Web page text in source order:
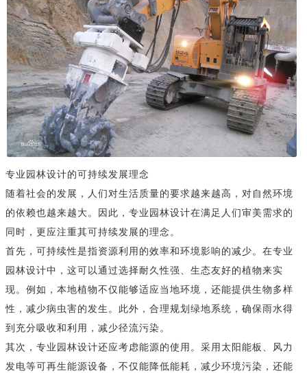
专业园林设计的可持续发展理念
随着社会的发展，人们对生活质量的要求越来越高，对自然环境
的依赖也越来越大。因此，专业园林设计在满足人们审美需求的
同时，更应注重其可持续发展的理念。
首先，可持续性是指资源利用的效率和环境影响的减少。在专业
园林设计中，这可以通过选择耐久性强、生态友好的植物来实
现。例如，本地植物不仅能够适应当地环境，还能提供生物多样
性，减少病虫害的发生。此外，合理规划绿地系统，确保雨水得
到充分吸收和利用，减少径流污染。
其次，专业园林设计还应考虑能源的使用。采用太阳能板、风力
发电等可再生能源设备，不仅能降低能耗，减少环境污染，还能